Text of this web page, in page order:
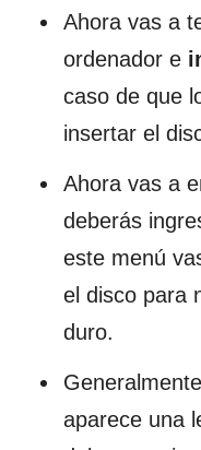
Ahora vas a
ordenador e
caso de que
insertar el
Ahora vas a
deberás
este menú
el disco para
duro.
aparece una